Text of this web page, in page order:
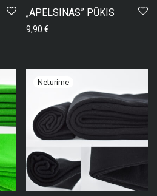
„APELSINAS” PŪKIS
9,90 €